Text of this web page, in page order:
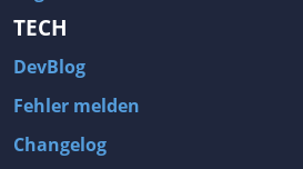
TECH
DevBlog
Fehler melden
Changelog